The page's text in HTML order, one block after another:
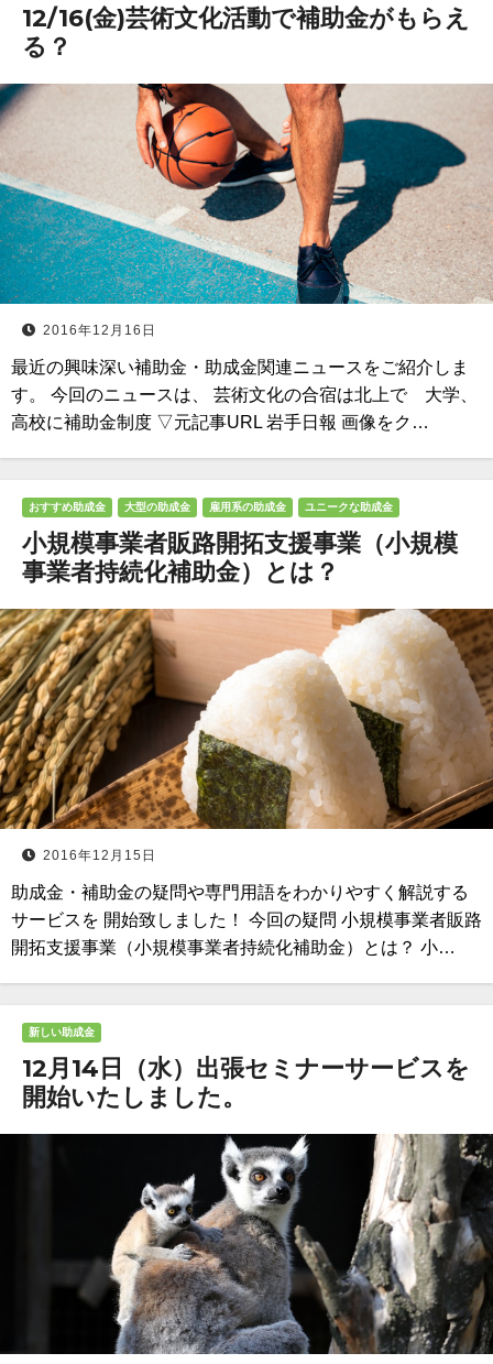
12/16(金)芸術文化活動で補助金がもらえ
る？
2016年12月16日
最近の興味深い補助金・助成金関連ニュースをご紹介しま
す。 今回のニュースは、 芸術文化の合宿は北上で 大学、
高校に補助金制度 ▽元記事URL 岩手日報 画像をク…
おすすめ助成金 大型の助成金 雇用系の助成金 ユニークな助成金
小規模事業者販路開拓支援事業（小規模
事業者持続化補助金）とは？
2016年12月15日
助成金・補助金の疑問や専門用語をわかりやすく解説する
サービスを 開始致しました！ 今回の疑問 小規模事業者販路
開拓支援事業（小規模事業者持続化補助金）とは？ 小…
新しい助成金
12月14日（水）出張セミナーサービスを
開始いたしました。